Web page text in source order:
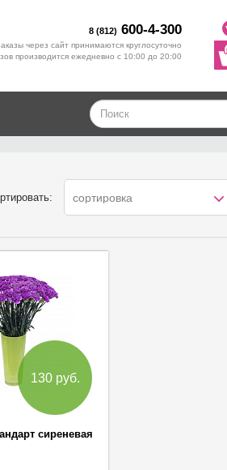
8 (812) 600-4-300
через сайт принимаются круглосуточно
производится ежедневно с 10:00 до 20:00
сортировка
130 руб.
сиреневая